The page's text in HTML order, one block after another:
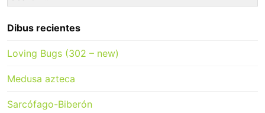
for:
Dibus recientes
Loving Bugs (302 – new)
Medusa azteca
Sarcófago-Biberón